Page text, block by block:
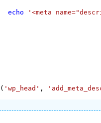
echo '<meta
( 'wp_head' ,